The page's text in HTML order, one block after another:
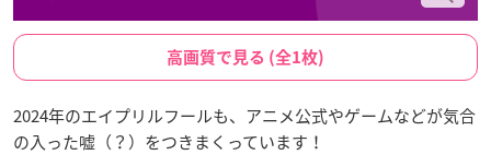
高画質で見る (全1枚)
2024年のエイプリルフールも、アニメ公式やゲームなどが気合
の入った嘘（？）をつきまくっています！